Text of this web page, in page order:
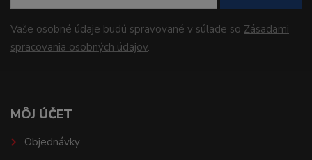
Vaše osobné údaje budú spravované v súlade so Zásadami
spracovania osobných údajov.
MÔJ ÚČET
Objednávky